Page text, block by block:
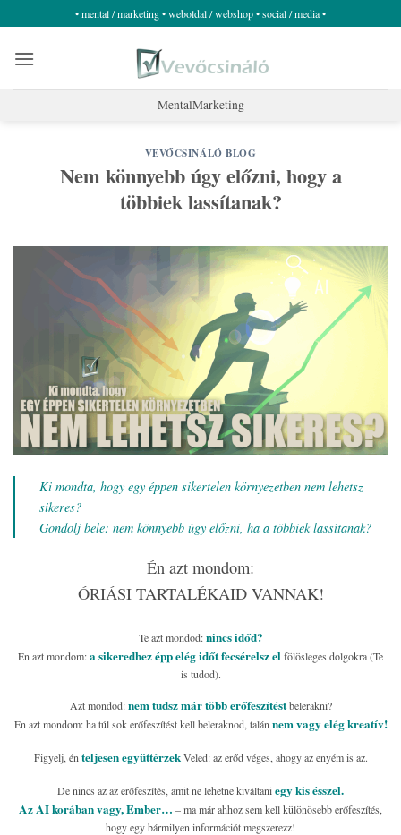
to
content
• mental / marketing • weboldal / webshop • social / media •
MentalMarketing
VEVŐCSINÁLÓ BLOG
Nem könnyebb úgy előzni, hogy a
többiek lassítanak?
Ki mondta, hogy egy éppen sikertelen környezetben nem lehetsz
sikeres?
Gondolj bele: nem könnyebb úgy előzni, ha a többiek lassítanak?
Én azt mondom:
ÓRIÁSI TARTALÉKAID VANNAK!
Te azt mondod:nincs időd?
Én azt mondom:a sikeredhez épp elég időt fecsérelsz elfölösleges dolgokra (Te
is tudod).
Azt mondod:nem tudsz már több erőfeszítéstbelerakni?
Én azt mondom: ha túl sok erőfeszítést kell beleraknod, talánnem vagy elég kreatív!
Figyelj, énteljesen együttérzekVeled: az erőd véges, ahogy az enyém is az.
De nincs az az erőfeszítés, amit ne lehetne kiváltaniegy kis ésszel.
Az AI korában vagy, Ember… – ma már ahhoz sem kell különösebb erőfeszítés,
hogy egy bármilyen információt megszerezz!